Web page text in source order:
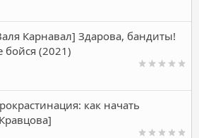
Карнавал] Здарова, бандиты!
бойся (2021)
как начать